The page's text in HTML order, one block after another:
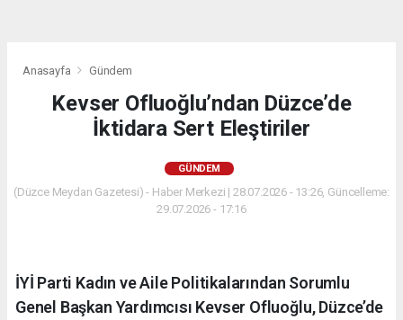
Anasayfa Gündem
Kevser Ofluoğlu’ndan Düzce’de
İktidara Sert Eleştiriler
GÜNDEM
(Düzce Meydan Gazetesi) - Haber Merkezi | 28.07.2026 - 13:26, Güncelleme:
29.07.2026 - 17:16
İYİ Parti Kadın ve Aile Politikalarından Sorumlu
Genel Başkan Yardımcısı Kevser Ofluoğlu, Düzce’de